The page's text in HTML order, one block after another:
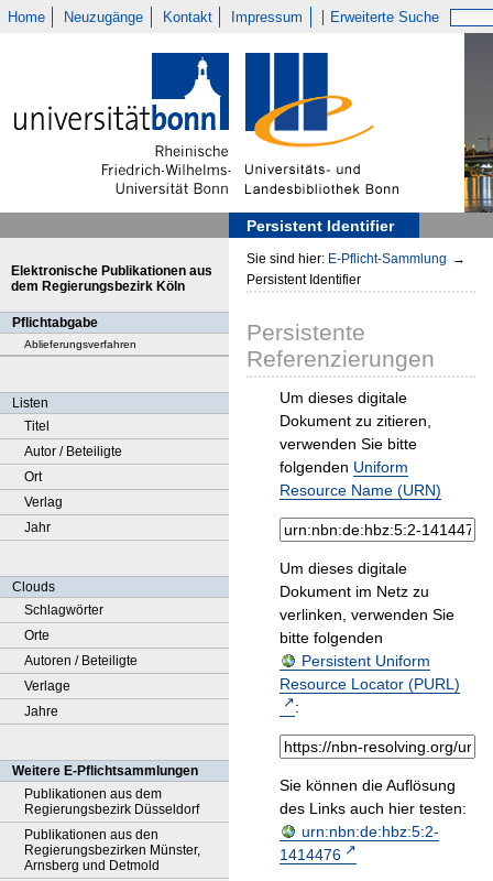
Home Neuzugänge Kontakt Impressum Erweiterte Suche
Persistent Identifier
Elektronische Publikationen aus
dem Regierungsbezirk Köln
Pflichtabgabe
Ablieferungsverfahren
Listen
Titel
Autor / Beteiligte
Ort
Verlag
Jahr
Clouds
Schlagwörter
Orte
Autoren / Beteiligte
Verlage
Jahre
Weitere E-Pflichtsammlungen
Publikationen aus dem
Regierungsbezirk Düsseldorf
Publikationen aus den
Regierungsbezirken Münster,
Arnsberg und Detmold
Sie sind hier: E-Pflicht-Sammlung →
Persistent Identifier
Persistente
Referenzierungen
Um dieses digitale
Dokument zu zitieren,
verwenden Sie bitte
folgenden Uniform
Resource Name (URN)
Um dieses digitale
Dokument im Netz zu
verlinken, verwenden Sie
bitte folgenden
Persistent Uniform
Resource Locator (PURL)
:
Sie können die Auflösung
des Links auch hier testen:
urn:nbn:de:hbz:5:2-
1414476